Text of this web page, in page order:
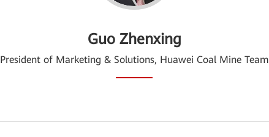
Guo Zhenxing
President of Marketing & Solutions, Huawei Coal Mine Team